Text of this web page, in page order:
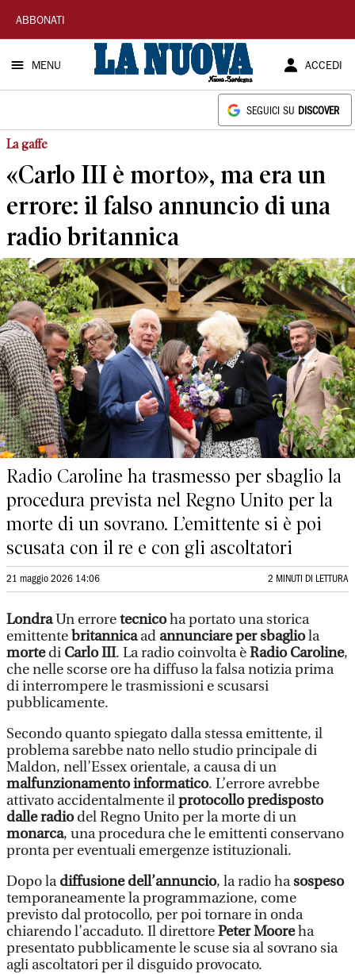
La
Nuova
Sardegna
ABBONATI
MENU ACCEDI
SEGUICI SU DISCOVER
La gaffe
«Carlo III è morto», ma era un
errore: il falso annuncio di una
radio britannica
Radio Caroline ha trasmesso per sbaglio la
procedura prevista nel Regno Unito per la
morte di un sovrano. L’emittente si è poi
scusata con il re e con gli ascoltatori
21 maggio 2026 14:06 2 MINUTI DI LETTURA
LondraUn erroretecnicoha portato una storica
emittente britannicaad annunciare per sbagliola
mortedi Carlo III. La radio coinvolta èRadio Caroline,
che nelle scorse ore ha diffuso la falsa notizia prima
di interrompere le trasmissioni e scusarsi
pubblicamente.
Secondo quanto spiegato dalla stessa emittente, il
problema sarebbe nato nello studio principale di
Maldon, nell’Essex orientale, a causa di un
malfunzionamento informatico. L’errore avrebbe
attivato accidentalmente ilprotocollo predisposto
dalle radiodel Regno Unito per la morte di un
monarca, una procedura che le emittenti conservano
pronta per eventuali emergenze istituzionali.
Dopo ladiffusione dell’annuncio, la radio hasospeso
temporaneamente la programmazione, come
previsto dal protocollo, per poi tornare in onda
chiarendo l’accaduto. Il direttorePeter Mooreha
presentato pubblicamente le scuse sia al sovrano sia
agli ascoltatori per il disguido provocato.